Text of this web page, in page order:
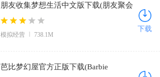
朋友收集梦想生活中文版下载(朋友聚会
新生活安装器)v518f723 安卓版
模拟经营 738.1M
下载
芭比梦幻屋官方正版下载(Barbie